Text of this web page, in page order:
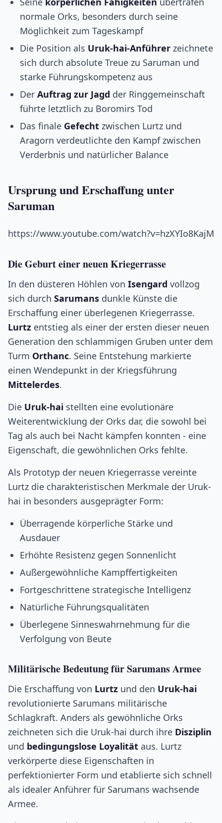
normale Orks, besonders durch seine
Möglichkeit zum Tageskampf
Die Position als Uruk-hai-Anführer zeichnete
sich durch absolute Treue zu Saruman und
starke Führungskompetenz aus
Der Auftrag zur Jagd der Ringgemeinschaft
führte letztlich zu Boromirs Tod
Das finale Gefecht zwischen Lurtz und
Aragorn verdeutlichte den Kampf zwischen
Verderbnis und natürlicher Balance
Ursprung und Erschaffung unter
Saruman
https://www.youtube.com/watch?v=hzXYIo8KajM
Die Geburt einer neuen Kriegerrasse
In den düsteren Höhlen von Isengard vollzog
sich durch Sarumans dunkle Künste die
Erschaffung einer überlegenen Kriegerrasse.
Lurtz entstieg als einer der ersten dieser neuen
Generation den schlammigen Gruben unter dem
Turm Orthanc. Seine Entstehung markierte
einen Wendepunkt in der Kriegsführung
Mittelerdes.
Die Uruk-hai stellten eine evolutionäre
Weiterentwicklung der Orks dar, die sowohl bei
Tag als auch bei Nacht kämpfen konnten - eine
Eigenschaft, die gewöhnlichen Orks fehlte.
Als Prototyp der neuen Kriegerrasse vereinte
Lurtz die charakteristischen Merkmale der Uruk-
hai in besonders ausgeprägter Form:
Überragende körperliche Stärke und
Ausdauer
Erhöhte Resistenz gegen Sonnenlicht
Außergewöhnliche Kampffertigkeiten
Fortgeschrittene strategische Intelligenz
Natürliche Führungsqualitäten
Überlegene Sinneswahrnehmung für die
Verfolgung von Beute
Militärische Bedeutung für Sarumans Armee
Die Erschaffung von Lurtz und den Uruk-hai
revolutionierte Sarumans militärische
Schlagkraft. Anders als gewöhnliche Orks
zeichneten sich die Uruk-hai durch ihre Disziplin
und bedingungslose Loyalität aus. Lurtz
verkörperte diese Eigenschaften in
perfektionierter Form und etablierte sich schnell
als idealer Anführer für Sarumans wachsende
Armee.